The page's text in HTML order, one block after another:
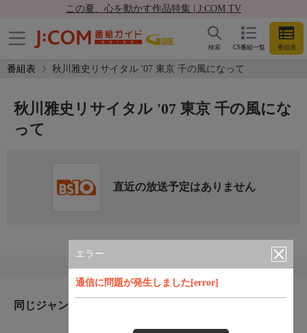
この夏、心を動かす作品特集 | J:COM TV
CS番組一覧 番組表
検索
番組表 秋川雅史リサイタル '07 東京 千の風になって
エラー
通信に問題が発生しました[error]
秋川雅史リサイタル '07 東京 千の風にな
って
直近の放送予定はありません
同じジャンルのおすすめ番組